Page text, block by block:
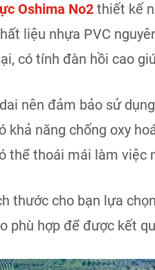
Oshima No2 thiết kế
liệu nhựa PVC
có tính đàn hồi cao
nên đảm bảo sử
khả năng chống oxy
thể thoái mái làm việc
thước cho bạn lựa
phù hợp để được kết